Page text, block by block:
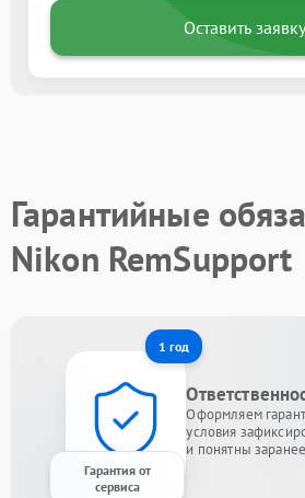
Оставить заявку
Гарантийные
Nikon RemSupport
1 год
Гарантия от
сервиса
Оформляем
условия
и понятны